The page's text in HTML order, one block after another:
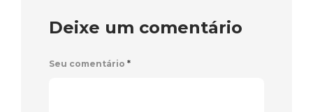
Deixe um comentário
Seu comentário *